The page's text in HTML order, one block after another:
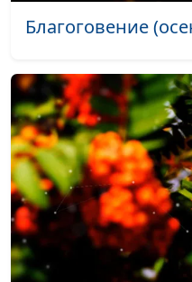
Вечный лед не вечен
Осенняя река (осень)
Черничное счастье
Расслышать Бога (лето)
Природа — не
(весна)
Благоговение